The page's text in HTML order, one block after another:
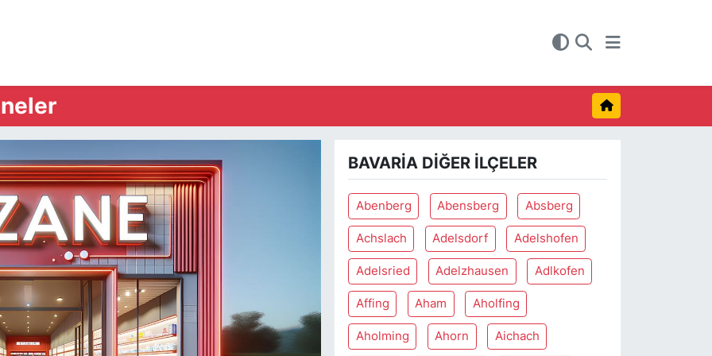
BAVARIA DIĞER İLÇELER
Abenberg Abensberg Absberg
Achslach Adelsdorf Adelshofen
Adelsried Adelzhausen Adlkofen
Affing Aham Aholfing
Aholming Ahorn Aichach